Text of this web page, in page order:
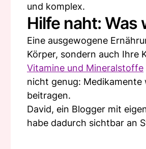
und komplex.
Hilfe naht:
Eine ausgewogene
Körper, sondern auch Ihre
Vitamine und Mineralstoffe
nicht genug:
beitragen.
David, ein Blogger mit
habe dadurch sichtbar an